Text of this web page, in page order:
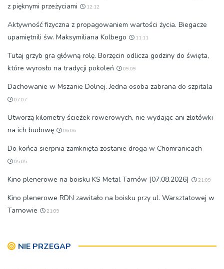
z pięknymi przeżyciami
12:12
Aktywność fizyczna z propagowaniem wartości życia. Biegacze
upamiętnili św. Maksymiliana Kolbego
11:11
Tutaj grzyb gra główną rolę. Borzęcin odlicza godziny do święta,
które wyrosło na tradycji pokoleń
09:09
Dachowanie w Mszanie Dolnej. Jedna osoba zabrana do szpitala
07:07
Utworzą kilometry ścieżek rowerowych, nie wydając ani złotówki
na ich budowę
06:06
Do końca sierpnia zamknięta zostanie droga w Chomranicach
05:05
Kino plenerowe na boisku KS Metal Tarnów [07.08.2026] 21:09
Kino plenerowe RDN zawitało na boisku przy ul. Warsztatowej w
Tarnowie
21:09
NIE PRZEGAP